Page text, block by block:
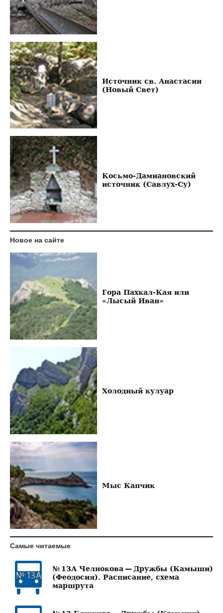
Источник св. Анастасии
(Новый Свет)
Косьмо-Дамиановский
источник (Савлух-Су)
Новое на сайте
Гора Пахкал-Кая или
«Лысый Иван»
Холодный кулуар
Мыс Капчик
Самые читаемые
№ 13А Челнокова — Дружбы (Камыши)
(Феодосия). Расписание, схема
маршрута